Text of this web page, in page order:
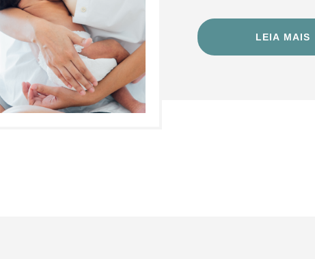
LEIA MAIS